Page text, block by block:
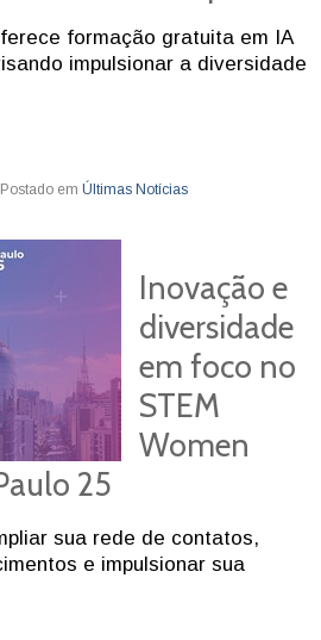
formação gratuita em IA
impulsionar a diversidade
Postado em Últimas Notícias
Inovação e
diversidade
em foco no
STEM
Women
25
sua rede de contatos,
e impulsionar sua